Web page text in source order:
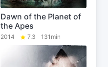
Dawn of the Planet of
the Apes
2014 7.3 131min